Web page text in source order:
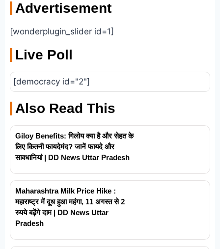
Advertisement
[wonderplugin_slider id=1]
Live Poll
[democracy id="2"]
Also Read This
Giloy Benefits: गिलोय क्या है और सेहत के
लिए कितनी फायदेमंद? जानें फायदे और
सावधानियां | DD News Uttar Pradesh
Maharashtra Milk Price Hike :
महाराष्ट्र में दूध हुआ महंगा, 11 अगस्त से 2
रुपये बढ़ेंगे दाम | DD News Uttar
Pradesh